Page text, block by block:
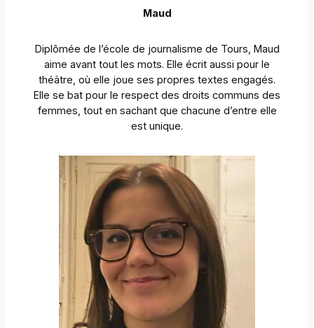
Maud
Diplômée de l’école de journalisme de Tours, Maud
aime avant tout les mots. Elle écrit aussi pour le
théâtre, où elle joue ses propres textes engagés.
Elle se bat pour le respect des droits communs des
femmes, tout en sachant que chacune d’entre elle
est unique.